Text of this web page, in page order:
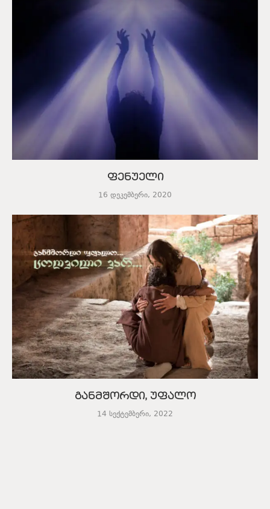
ფენუელი
16 დეკემბერი, 2020
განმშორდი, უფალო
14 სექტემბერი, 2022